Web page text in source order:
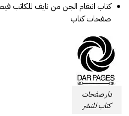
كتاب انتقام الجن من نايف للكاتب
صفحات كتاب
دار صفحات
كتاب للنشر